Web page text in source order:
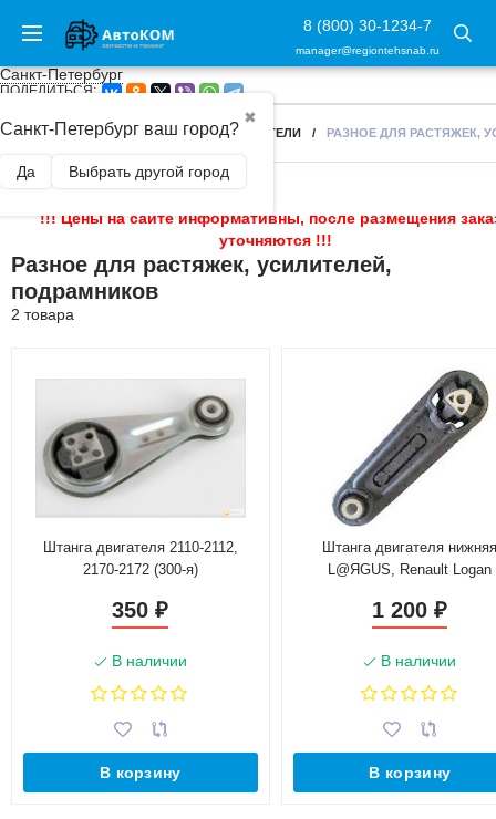
8 (800) 30-1234-7
manager@regiontehsnab.ru
Санкт-Петербург
✖
Санкт-Петербург ваш город?
Да Выбрать другой город
ПОДЕЛИТЬСЯ:
ГЛАВНАЯ / РАСТЯЖКИ, УПОРЫ, УСИЛИТЕЛИ / РАЗНОЕ ДЛЯ РАСТЯЖЕК,
!!! Цены на сайте информативны, после размещения
уточняются !!!
Разное для растяжек, усилителей,
подрамников
2 товара
Штанга двигателя 2110-2112,
2170-2172 (300-я)
350₽
В наличии
В корзину
Штанга двигателя
L@ЯGUS, Renault Logan
1 200₽
В наличии
В корзину